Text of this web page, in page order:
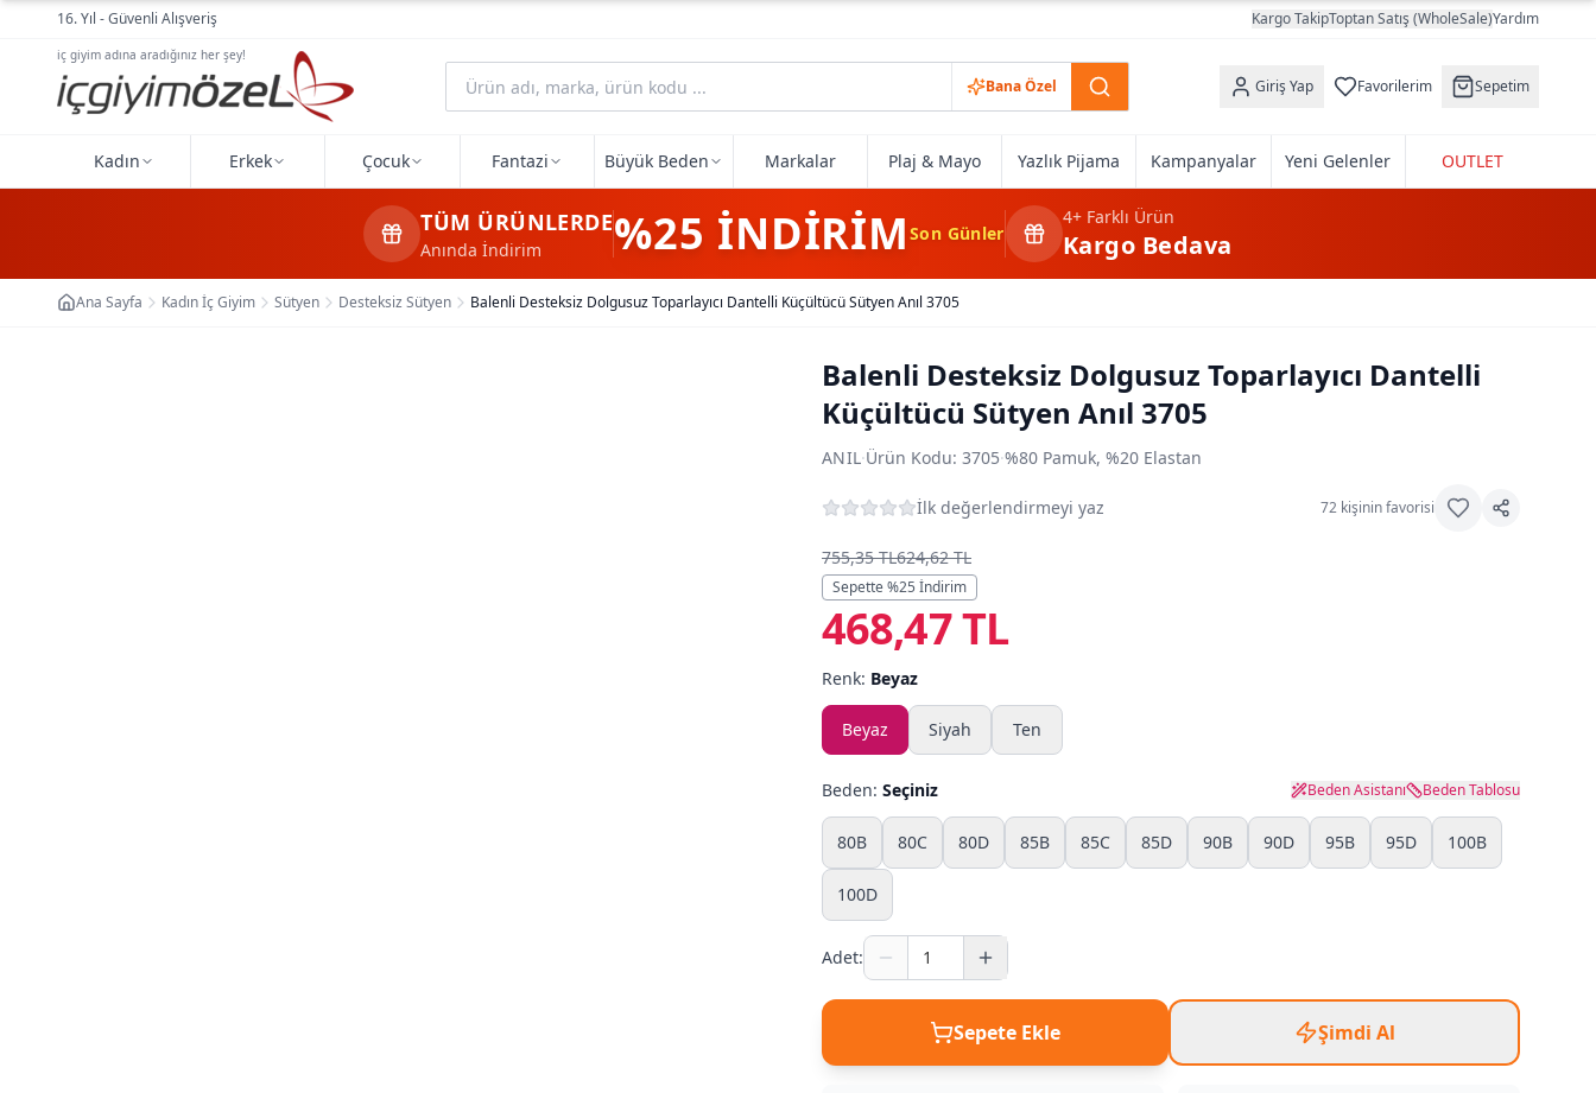
Ana içeriğe geç16. Yıl - Güvenli Alışveriş Kargo TakipToptan Satış (WholeSale)Yardım
iç giyim adına aradığınız her şey!
Bana Özel Giriş Yap Favorilerim Sepetim
Kadın Erkek Çocuk Fantazi Büyük Beden Markalar Plaj & Mayo Yazlık Pijama Kampanyalar Yeni Gelenler OUTLET
TÜM ÜRÜNLERDE
Anında İndirim %25 İNDİRİMSon Günler
4+Farklı Ürün
Kargo Bedava
Ana Sayfa Kadın İç Giyim Sütyen Desteksiz Sütyen Balenli Desteksiz Dolgusuz Toparlayıcı Dantelli Küçültücü Sütyen Anıl 3705
Balenli Desteksiz Dolgusuz Toparlayıcı Dantelli
Küçültücü Sütyen Anıl 3705
ANIL·Ürün Kodu:3705·%80 Pamuk, %20 Elastan
İlk değerlendirmeyi yaz 72 kişinin favorisi
755,35 TL624,62 TL
Sepette %25 İndirim
468,47 TL
Renk: Beyaz
Beyaz Siyah Ten
Beden: Seçiniz Beden Asistanı Beden Tablosu
80B 80C 80D 85B 85C 85D 90B 90D 95B 95D 100B
100D
Adet:
Sepete Ekle Şimdi Al